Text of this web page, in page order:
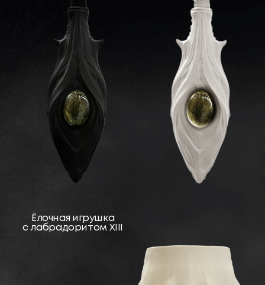
Морёный дуб
и вечного ритма времени,
воплощенное в уникальных
Тепло семейных традиций в изделиях
ручной работы с природными
минералами